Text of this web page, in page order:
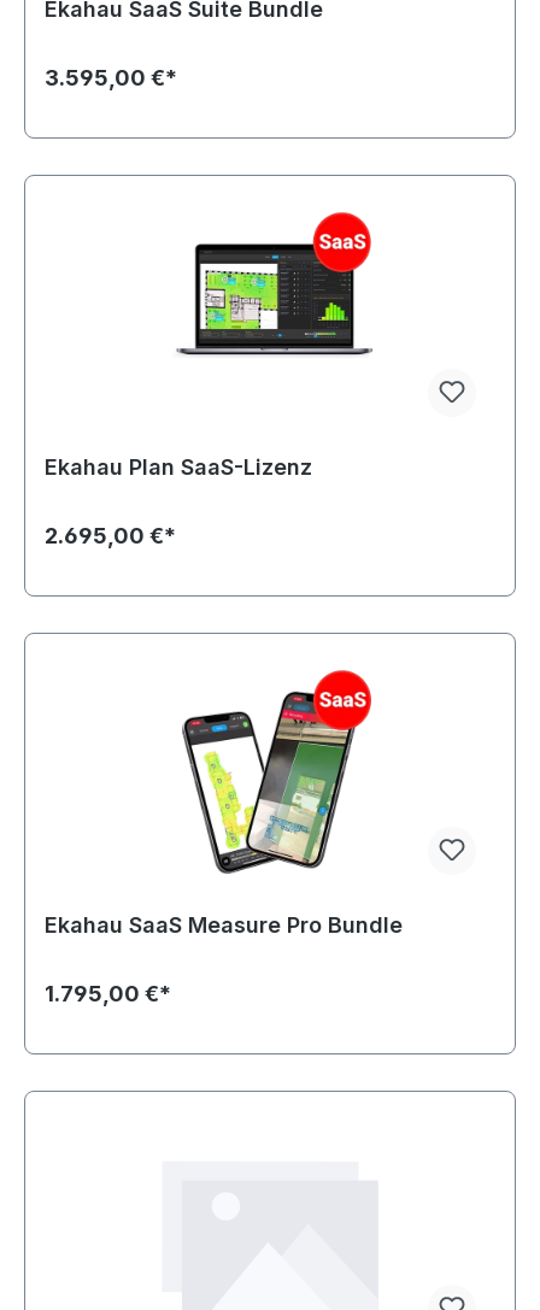
Ekahau SaaS Suite Bundle
3.595,00 €*
Ekahau Plan SaaS-Lizenz
2.695,00 €*
Ekahau SaaS Measure Pro Bundle
1.795,00 €*